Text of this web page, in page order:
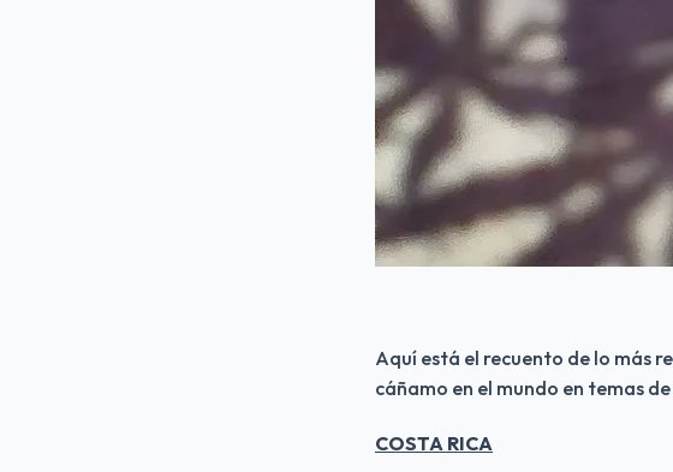
Aquí está el recuento de lo más
cáñamo en el mundo en temas
COSTA RICA